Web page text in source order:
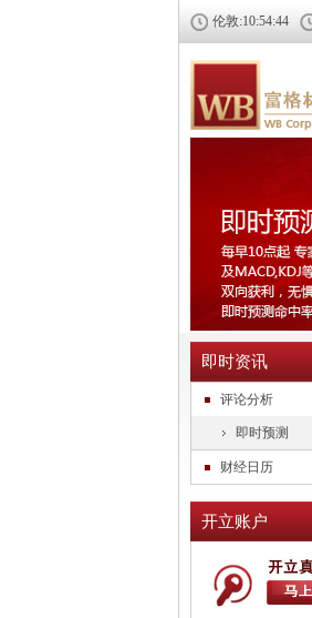
伦敦:10:54:44
即时资讯
评论分析
即时预测
财经日历
开立账户